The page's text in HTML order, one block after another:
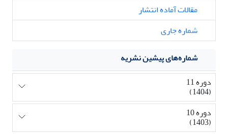
مقالات آماده انتشار
شماره جاری
شماره‌های پیشین نشریه
دوره 11
(1404)
دوره 10
(1403)